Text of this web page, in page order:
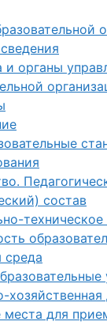
и органы
состав
техническое
среда
хозяйственная
места для